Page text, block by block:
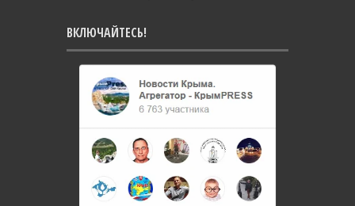
ВКЛЮЧАЙТЕСЬ!